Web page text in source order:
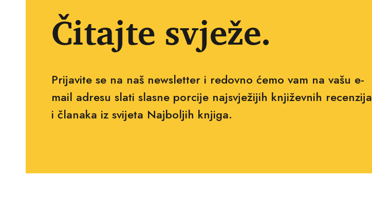
Čitajte svježe.
Prijavite se na naš newsletter i redovno ćemo vam na vašu e-
mail adresu slati slasne porcije najsvježijih književnih recenzija
i članaka iz svijeta Najboljih knjiga.